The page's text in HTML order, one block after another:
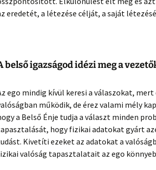
eredetét, a létezése célját, a saját
belső igazságod idézi meg a
ego mindig kívül keresi a válaszokat,
működik, de érez valami mély
a Belső Énje tudja a választ minden
hogy fizikai adatokat gyárt
Kivetíti ezeket az adatokat a
valóság tapasztalatait az ego